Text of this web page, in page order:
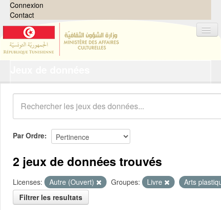
Connexion
Contact
Organisations
Groupes
Demandes 0
À propos
Par Ordre
2 jeux de données trouvés
Licenses: Autre (Ouvert) Groupes: Livre
Arts
Filtrer les resultats